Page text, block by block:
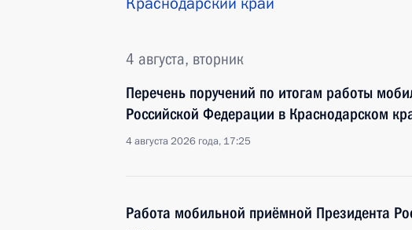
4 августа, вторник
Перечень поручений по итогам работы
Российской Федерации в Краснодарском
4 августа 2026 года, 17:25
Работа мобильной приёмной Президента